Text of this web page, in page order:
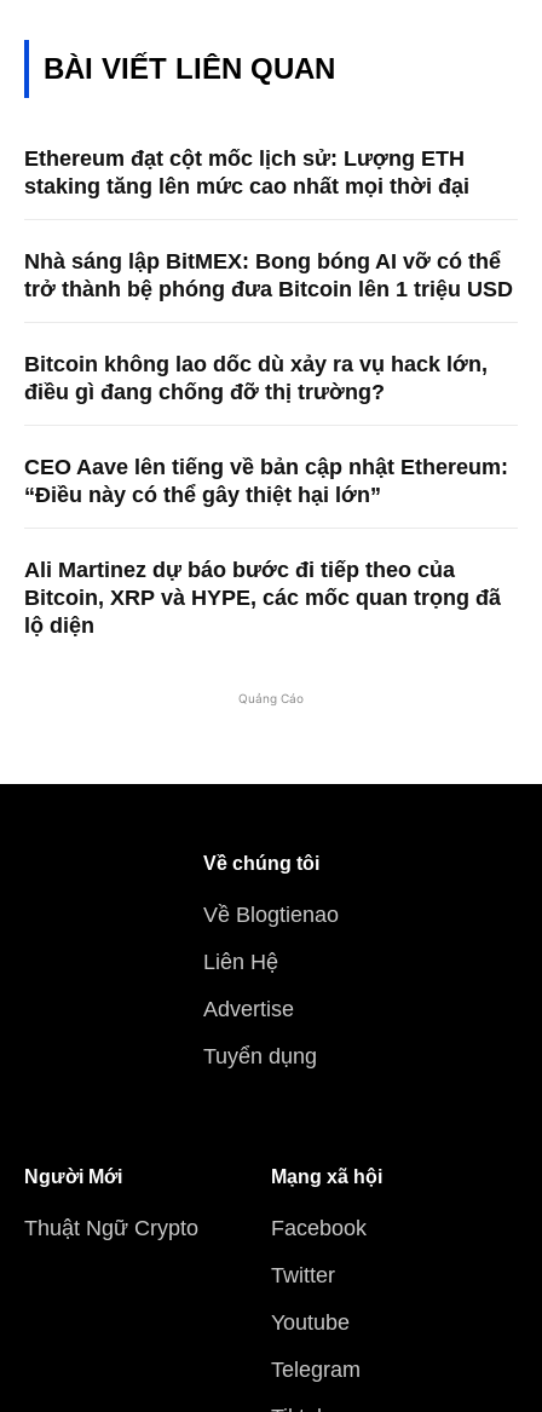
BÀI VIẾT LIÊN QUAN
Ethereum đạt cột mốc lịch sử: Lượng ETH
staking tăng lên mức cao nhất mọi thời đại
Nhà sáng lập BitMEX: Bong bóng AI vỡ có thể
trở thành bệ phóng đưa Bitcoin lên 1 triệu USD
Bitcoin không lao dốc dù xảy ra vụ hack lớn,
điều gì đang chống đỡ thị trường?
CEO Aave lên tiếng về bản cập nhật Ethereum:
“Điều này có thể gây thiệt hại lớn”
Ali Martinez dự báo bước đi tiếp theo của
Bitcoin, XRP và HYPE, các mốc quan trọng đã
lộ diện
Quảng Cáo
Về chúng tôi
Về Blogtienao
Liên Hệ
Advertise
Tuyển dụng
Người Mới
Thuật Ngữ Crypto
Mạng xã hội
Facebook
Twitter
Youtube
Telegram